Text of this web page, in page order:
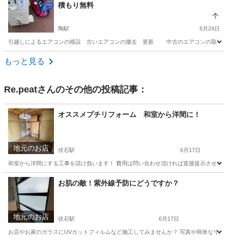
積もり無料
陶駅 6月24日
引越しによるエアコンの移設 古いエアコンの撤去 更新 中古のエアコンの取り
香川 綾歌郡
もっと見る
Re.peatさんのその他の投稿記事：
地元のお店
オススメプチリフォーム 和室から洋間に！
伏石駅 6月17日
和室から洋間にする工事を請け負います！ 費用は問い合わせ頂ければ直接提示させ
香川 高松市 伏石駅 その他
地元のお店
お肌の敵！紫外線予防にどうですか？
伏石駅 6月17日
お店やお家のガラスにUVカットフィルムなど施工してみませんか？ 写真や簡単な寸